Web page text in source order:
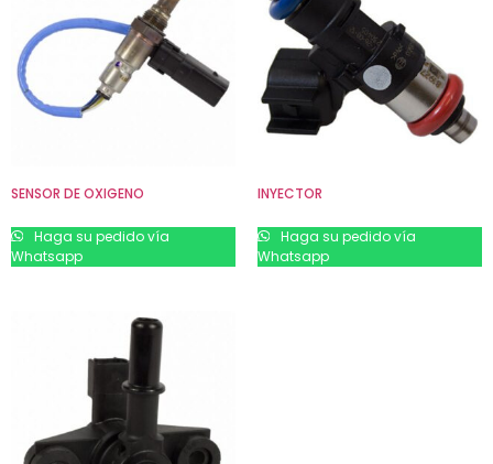
SENSOR DE OXIGENO
Haga su pedido vía
Whatsapp
INYECTOR
Haga su pedido vía
Whatsapp